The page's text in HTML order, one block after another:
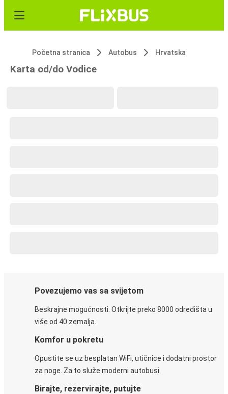
Početna stranica Autobus Hrvatska
Karta od/do Vodice
Povezujemo vas sa svijetom
Beskrajne mogućnosti. Otkrijte preko 8000 odredišta u
više od 40 zemalja.
Komfor u pokretu
Opustite se uz besplatan WiFi, utičnice i dodatni prostor
za noge. Za to služe moderni autobusi.
Birajte, rezervirajte, putujte